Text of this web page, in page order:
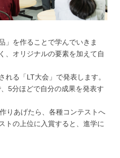
」を作ることで学んでいきま
、オリジナルの要素を加えて自
る「LT大会」で発表します。
5分ほどで自分の成果を発表す
りあげたら、各種コンテストへ
トの上位に入賞すると、進学に